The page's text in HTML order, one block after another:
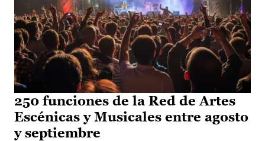
250 funciones de la Red de Artes
Escénicas y Musicales entre agosto
y septiembre